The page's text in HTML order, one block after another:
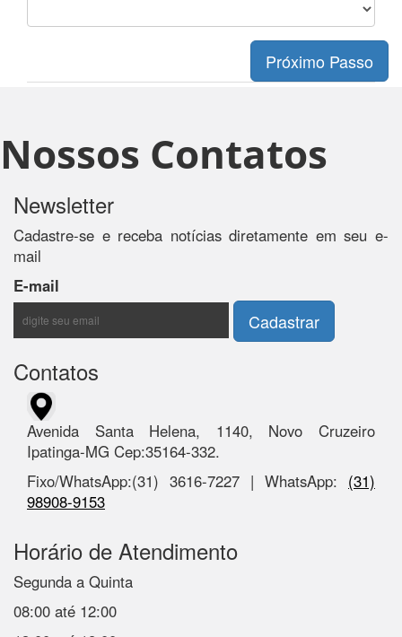
Nossos Contatos
Newsletter
Cadastre-se e receba notícias diretamente em seu e-
mail
E-mail
Contatos
Avenida Santa Helena, 1140, Novo Cruzeiro
Ipatinga-MG Cep:35164-332.
Fixo/WhatsApp:(31) 3616-7227 | WhatsApp: (31)
98908-9153
Horário de Atendimento
Segunda a Quinta
08:00 até 12:00